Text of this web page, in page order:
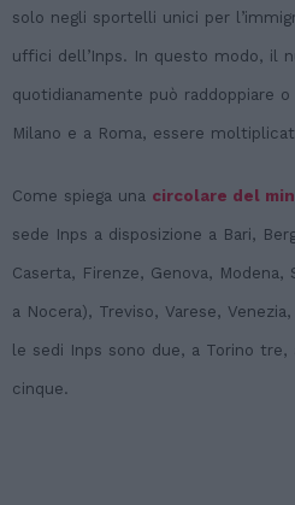
solo negli sportelli unici per
uffici dell’Inps. In questo modo, il
quotidianamente può raddoppiare
Milano e a Roma, essere
Come spiega una circolare del
sede Inps a disposizione a Bari,
Caserta, Firenze, Genova, Modena,
a Nocera), Treviso, Varese,
le sedi Inps sono due, a Torino tre,
cinque.